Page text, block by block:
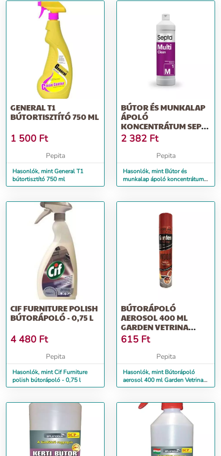
GENERAL T1
BÚTORTISZTÍTÓ 750 ML
1 500 Ft
Pepita
Hasonlók, mint General T1
bútortisztító 750 ml
BÚTOR ÉS MUNKALAP
ÁPOLÓ
KONCENTRÁTUM SEPTA
MULTICLEAN M1 1L
2 382 Ft
Pepita
Hasonlók, mint Bútor és
munkalap ápoló koncentrátum
SEPTA MULTICLEAN M1 1L
CIF FURNITURE POLISH
BÚTORÁPOLÓ - 0,75 L
4 480 Ft
Pepita
Hasonlók, mint Cif Furniture
polish bútorápoló - 0,75 l
BÚTORÁPOLÓ
AEROSOL 400 ML
GARDEN VETRINA
CITROM
615 Ft
Pepita
Hasonlók, mint Bútorápoló
aerosol 400 ml Garden Vetrina
citrom